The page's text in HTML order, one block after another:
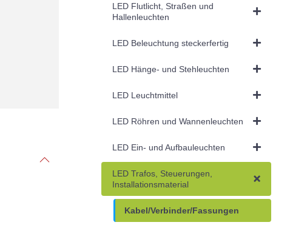
LED Flutlicht, Straßen und
Hallenleuchten
LED Beleuchtung steckerfertig
LED Hänge- und Stehleuchten
LED Leuchtmittel
LED Röhren und Wannenleuchten
LED Ein- und Aufbauleuchten
LED Trafos, Steuerungen,
Installationsmaterial
Kabel/Verbinder/Fassungen